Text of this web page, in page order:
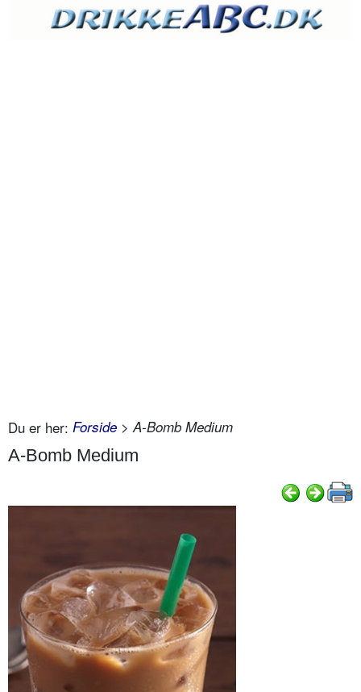
Du er her: Forside > A-Bomb Medium
A-Bomb Medium